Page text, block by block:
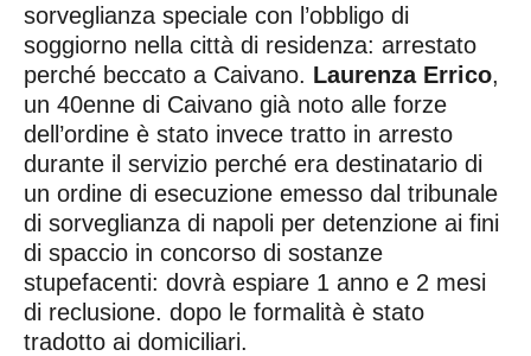
sorveglianza speciale con l’obbligo di
soggiorno nella città di residenza: arrestato
perché beccato a Caivano. Laurenza Errico,
un 40enne di Caivano già noto alle forze
dell’ordine è stato invece tratto in arresto
durante il servizio perché era destinatario di
un ordine di esecuzione emesso dal tribunale
di sorveglianza di napoli per detenzione ai fini
di spaccio in concorso di sostanze
stupefacenti: dovrà espiare 1 anno e 2 mesi
di reclusione. dopo le formalità è stato
tradotto ai domiciliari.